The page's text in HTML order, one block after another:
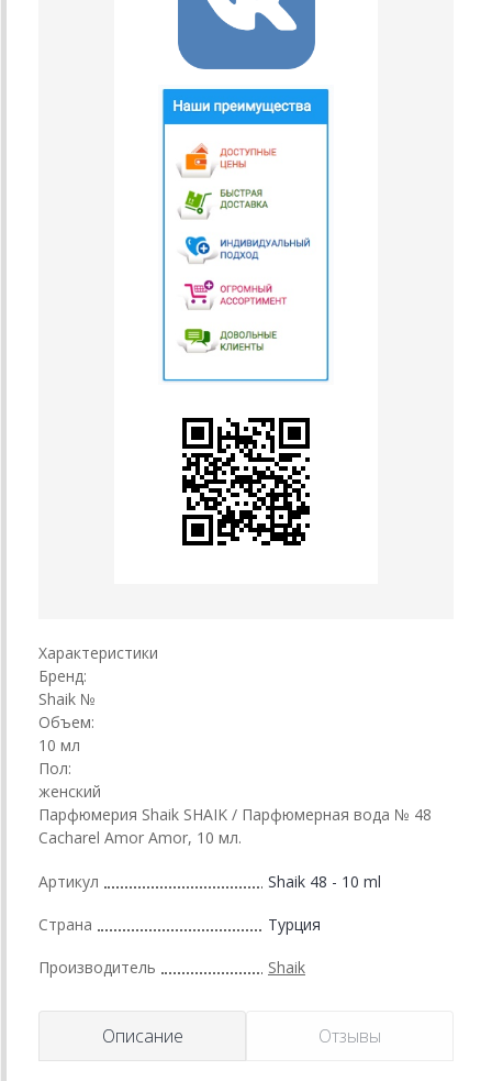
Характеристики
Бренд:
Shaik №
Объем:
10 мл
Пол:
женский
Парфюмерия Shaik SHAIK / Парфюмерная вода № 48
Cacharel Amor Amor, 10 мл.
Артикул Shaik 48 - 10 ml
Страна Турция
Производитель Shaik
Описание Отзывы